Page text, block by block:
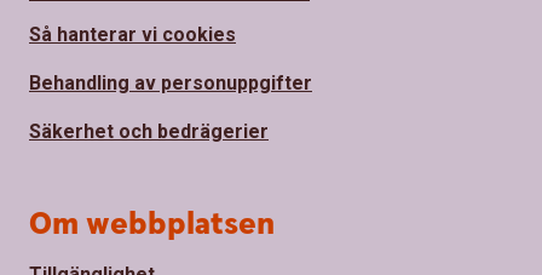
Så hanterar vi cookies
Behandling av personuppgifter
Säkerhet och bedrägerier
Om webbplatsen